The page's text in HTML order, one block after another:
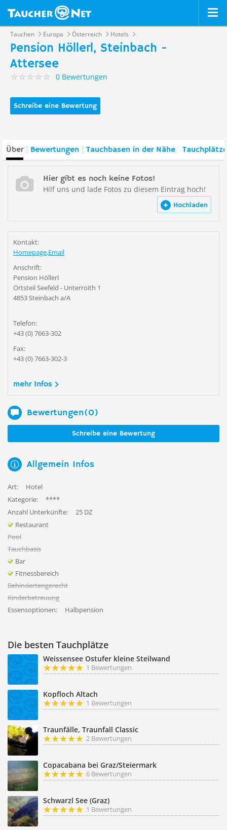
Tauchen Europa Österreich Hotels
Pension Höllerl, Steinbach -
Attersee
0 Bewertungen
Schreibe eine Bewertung
Über Bewertungen Tauchbasen in der Nähe
Hier gibt es noch keine Fotos!
Hilf uns und lade Fotos zu diesem Eintrag hoch!
Hochladen
Kontakt:
Homepage,Email
Anschrift:
Pension Höllerl
Ortsteil Seefeld - Unterroith 1
4853 Steinbach a/A
Telefon:
+43 (0) 7663-302
Fax:
+43 (0) 7663-302-3
mehr Infos
Bewertungen(0)
Schreibe eine Bewertung
Allgemein Infos
Art:
Hotel
Kategorie:
****
Anzahl Unterkünfte:
25 DZ
Restaurant
Pool
Tauchbasis
Bar
Fitnessbereich
Behindertengerecht
Kinderbetreuung
Essensoptionen:
Halbpension
Die besten Tauchplätze
Weissensee Ostufer kleine Steilwand
1 Bewertungen
Kopfloch Altach
1 Bewertungen
Traunfälle, Traunfall Classic
2 Bewertungen
Copacabana bei Graz/Steiermark
6 Bewertungen
Schwarzl See (Graz)
1 Bewertungen